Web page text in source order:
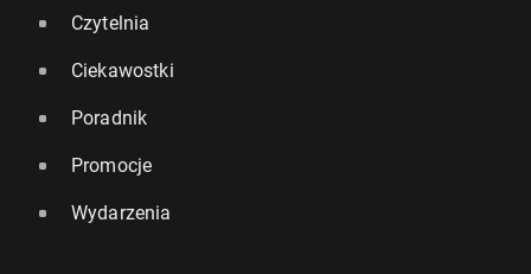
Czytelnia
Ciekawostki
Poradnik
Promocje
Wydarzenia